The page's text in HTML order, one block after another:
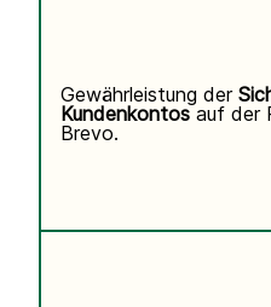
Gewährleistung der
Kundenkontos auf der
Brevo.